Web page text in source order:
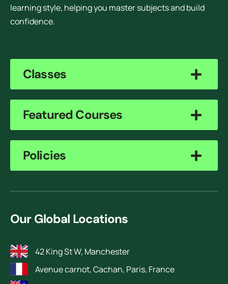
learning style, helping you master subjects and build
confidence.
Classes
Featured Courses
Policies
Our Global Locations
42 King St W, Manchester
Avenue carnot, Cachan, Paris, France